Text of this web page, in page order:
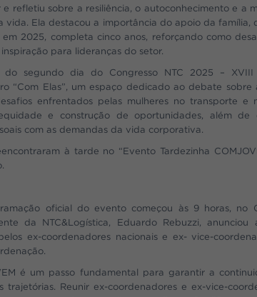
refletiu sobre a resiliência, o autoconhecimento e a
vida. Ela destacou a importância do apoio da família,
em 2025, completa cinco anos, reforçando como
para lideranças do setor.
do segundo dia do Congresso NTC 2025 – XVIII
“Com Elas”, um espaço dedicado ao debate
enfrentados pelas mulheres no transporte e
e construção de oportunidades, além de
com as demandas da vida corporativa.
à tarde no “Evento Tardezinha
oficial do evento começou às 9 horas, no
da NTC&Logística, Eduardo Rebuzzi, anunciou
ex-coordenadores nacionais e ex- vice-
é um passo fundamental para garantir a
Reunir ex-coordenadores e ex-vice-